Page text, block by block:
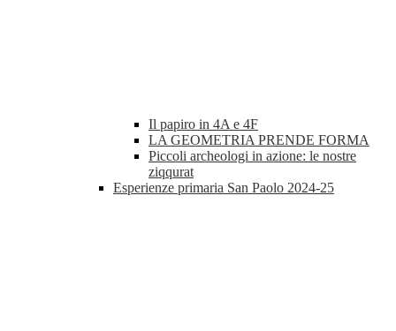
Il papiro in 4A e 4F
LA GEOMETRIA PRENDE FORMA
Piccoli archeologi in azione: le nostre
ziqqurat
Esperienze primaria San Paolo 2024-25